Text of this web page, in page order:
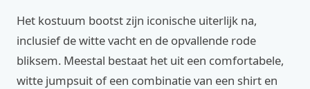
Het kostuum bootst zijn iconische uiterlijk na,
inclusief de witte vacht en de opvallende rode
bliksem. Meestal bestaat het uit een comfortabele,
witte jumpsuit of een combinatie van een shirt en